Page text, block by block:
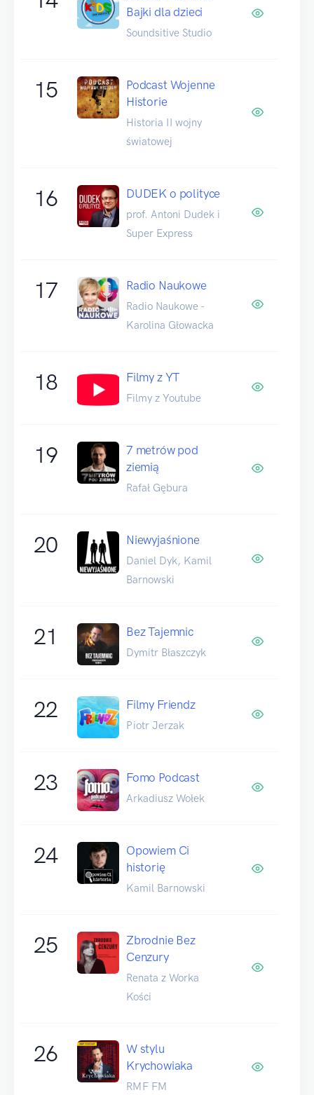
Bajki dla dzieci
Soundsitive Studio
15
Podcast Wojenne
Historie
Historia II wojny
światowej
16 DUDEK o polityce
prof. Antoni Dudek i
Super Express
17 Radio Naukowe
Radio Naukowe -
Karolina Głowacka
18 Filmy z YT
Filmy z Youtube
19
7 metrów pod
ziemią
Rafał Gębura
20 Niewyjaśnione
Daniel Dyk, Kamil
Barnowski
21 Bez Tajemnic
Dymitr Błaszczyk
22 Filmy Friendz
Piotr Jerzak
23 Fomo Podcast
Arkadiusz Wołek
24
Opowiem Ci
historię
Kamil Barnowski
25
Zbrodnie Bez
Cenzury
Renata z Worka
Kości
26
W stylu
Krychowiaka
RMF FM